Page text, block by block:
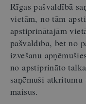
Rīgas pašvaldībā
vietām, no tām
apstiprinātajām
pašvaldība, bet no
izvešanu
no apstiprināto
saņēmuši atkritumu
maisus.